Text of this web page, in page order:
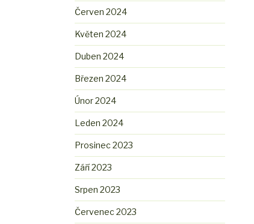
Červen 2024
Květen 2024
Duben 2024
Březen 2024
Únor 2024
Leden 2024
Prosinec 2023
Září 2023
Srpen 2023
Červenec 2023